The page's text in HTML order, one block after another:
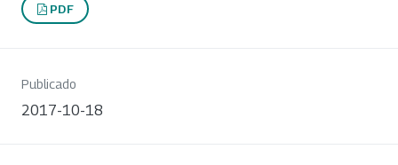
PDF
Publicado
2017-10-18